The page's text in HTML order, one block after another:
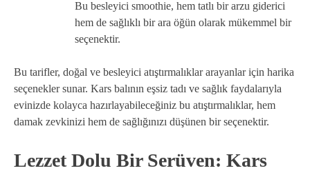
Bu besleyici smoothie, hem tatlı bir arzu giderici
hem de sağlıklı bir ara öğün olarak mükemmel bir
seçenektir.
Bu tarifler, doğal ve besleyici atıştırmalıklar arayanlar için harika
seçenekler sunar. Kars balının eşsiz tadı ve sağlık faydalarıyla
evinizde kolayca hazırlayabileceğiniz bu atıştırmalıklar, hem
damak zevkinizi hem de sağlığınızı düşünen bir seçenektir.
Lezzet Dolu Bir Serüven: Kars